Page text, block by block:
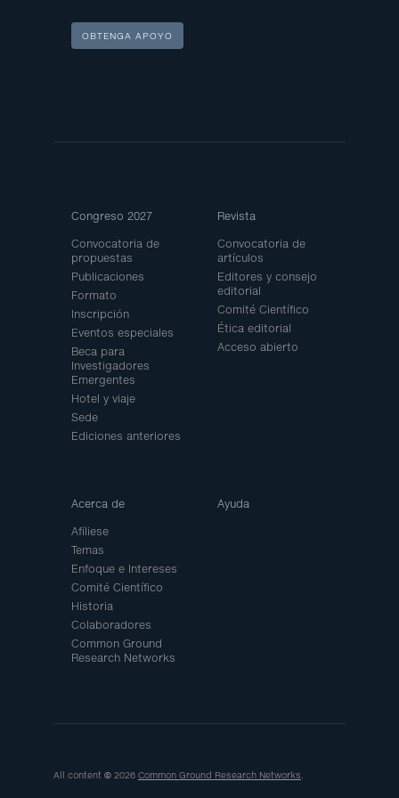
OBTENGA APOYO
Map
Congreso 2027
Convocatoria de
propuestas
Publicaciones
Formato
Inscripción
Eventos especiales
Beca para
Investigadores
Emergentes
Hotel y viaje
Sede
Ediciones anteriores
Revista
Convocatoria de
artículos
Editores y consejo
editorial
Comité Científico
Ética editorial
Acceso abierto
Acerca de
Afíliese
Temas
Enfoque e Intereses
Comité Científico
Historia
Colaboradores
Common Ground
Research Networks
Ayuda
All content © 2026 Common Ground Research Networks